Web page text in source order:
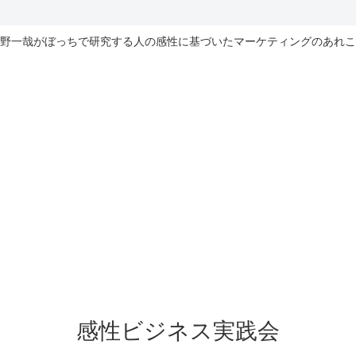
一哉がぼっちで研究する人の感性に基づいたマーケティングのあれ
感性ビジネス実践会